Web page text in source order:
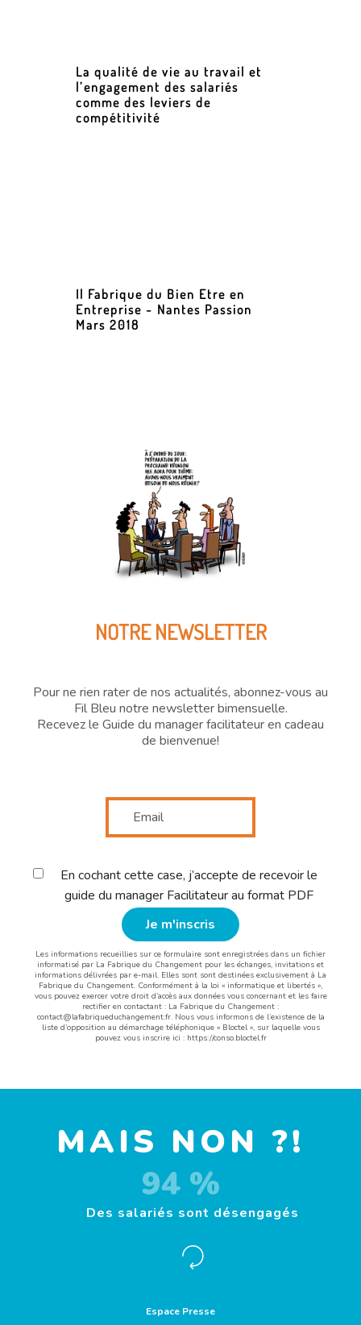
La qualité de vie au travail et
l’engagement des salariés
comme des leviers de
compétitivité
Il Fabrique du Bien Etre en
Entreprise - Nantes Passion
Mars 2018
NOTRE NEWSLETTER
Pour ne rien rater de nos actualités, abonnez-vous au
Fil Bleu notre newsletter bimensuelle.
Recevez le Guide du manager facilitateur en cadeau
de bienvenue!
En cochant cette case, j’accepte de recevoir le
guide du manager Facilitateur au format PDF
Les informations recueillies sur ce formulaire sont enregistrées dans un fichier
informatisé par La Fabrique du Changement pour les échanges, invitations et
informations délivrées par e-mail. Elles sont sont destinées exclusivement à La
Fabrique du Changement. Conformément à la loi « informatique et libertés »,
vous pouvez exercer votre droit d’accès aux données vous concernant et les faire
rectifier en contactant : La Fabrique du Changement :
contact@lafabriqueduchangement.fr. Nous vous informons de l’existence de la
liste d’opposition au démarchage téléphonique « Bloctel », sur laquelle vous
pouvez vous inscrire ici : https://conso.bloctel.fr
MAIS NON ?!
94 %
Des salariés sont désengagés
Espace Presse